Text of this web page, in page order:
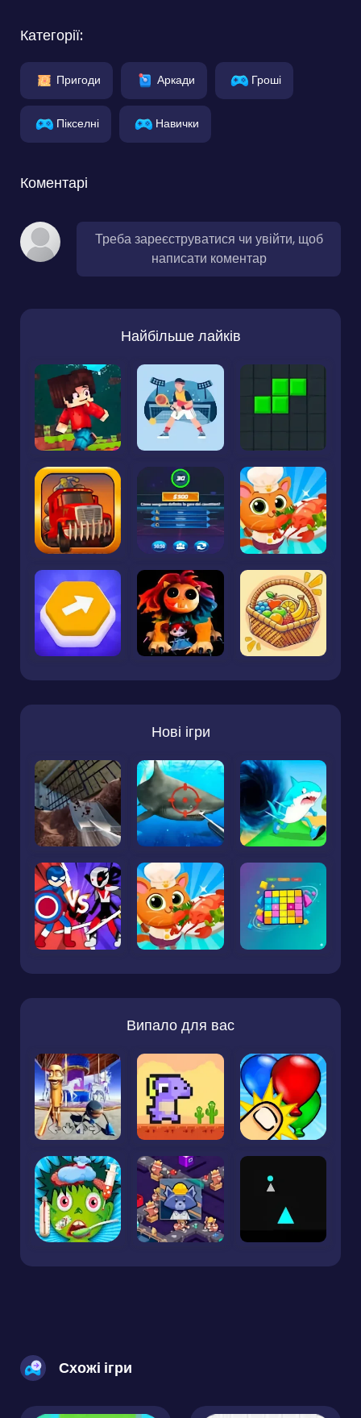
Категорії:
Пригоди Аркади Гроші
Пікселні Навички
Коментарі
Треба зареєструватися чи увійти, щоб
написати коментар
Найбільше лайків
Нові ігри
Випало для вас
Схожі ігри